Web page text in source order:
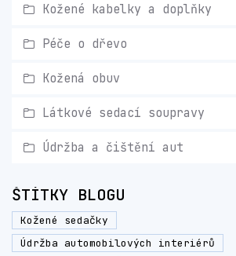
Kožené kabelky a doplňky
Péče o dřevo
Kožená obuv
Látkové sedací soupravy
Údržba a čištění aut
ŠTÍTKY BLOGU
Kožené sedačky
Údržba automobilových interiérů